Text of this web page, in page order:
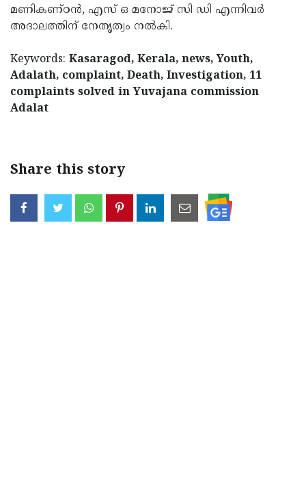
മണികണ്ഠന്‍, എസ് ഒ മനോജ് സി ഡി എന്നിവര്‍
അദാലത്തിന് നേതൃത്വം നല്‍കി.
Keywords: Kasaragod, Kerala, news, Youth,
Adalath, complaint, Death, Investigation, 11
complaints solved in Yuvajana commission
Adalat
Share this story